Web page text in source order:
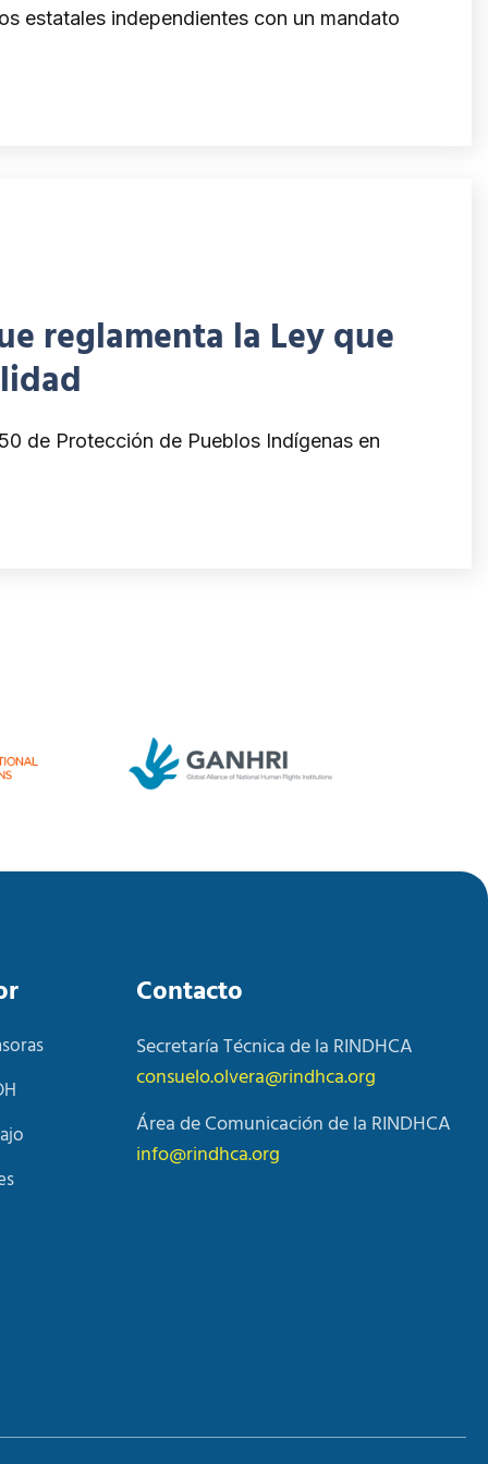
estatales independientes con un mandato
reglamenta la Ley que
de Protección de Pueblos Indígenas en
Contacto
Secretaría Técnica de la RINDHCA
consuelo.olvera@rindhca.org
Área de Comunicación de la RINDHCA
info@rindhca.org